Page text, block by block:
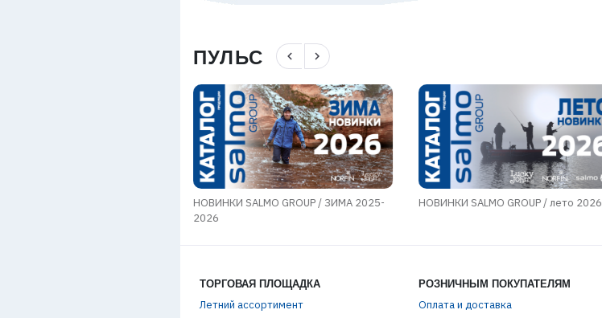
ПУЛЬС navigate_before navigate_next
НОВИНКИ SALMO GROUP / ЗИМА 2025-
2026
НОВИНКИ SALMO GROUP / лето 2026
ТОРГОВАЯ ПЛОЩАДКА
Летний ассортимент
РОЗНИЧНЫМ ПОКУПАТЕЛЯМ
Оплата и доставка